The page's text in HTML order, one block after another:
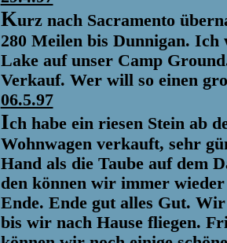
Kurz nach Sacramento
280 Meilen bis Dunnigan.
Lake auf unser Camp
Verkauf. Wer will so einen
06.5.97
Ich habe ein riesen Stein ab
Wohnwagen verkauft, sehr
Hand als die Taube auf dem
den können wir immer
Ende. Ende gut alles Gut.
bis wir nach Hause fliegen.